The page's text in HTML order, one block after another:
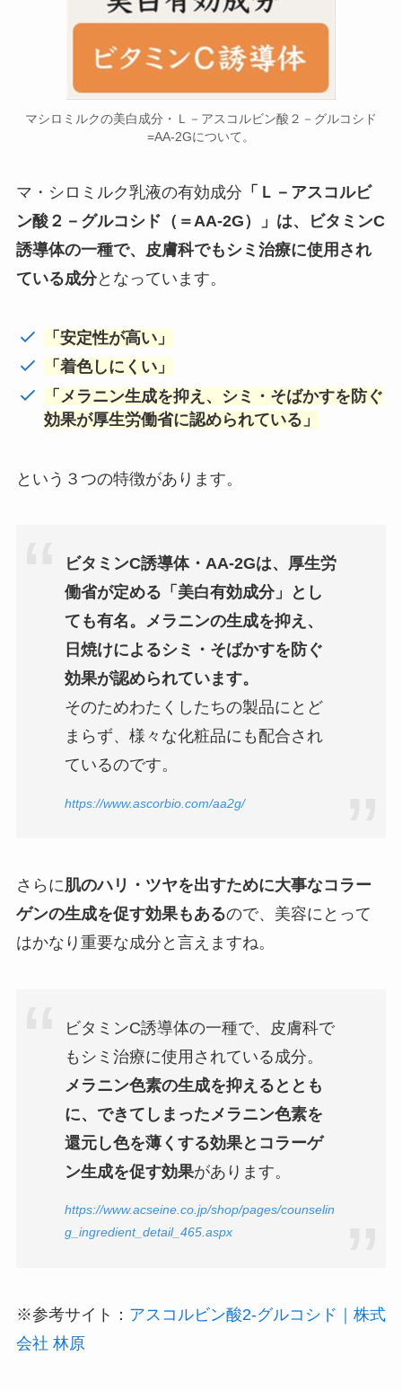
マシロミルクの美白成分・Ｌ－アスコルビン酸２－グルコシド
=AA-2Gについて。
マ・シロミルク乳液の有効成分 「Ｌ－アスコルビ
ン酸２－グルコシド（＝AA-2G）」は、ビタミンC
誘導体の一種で、皮膚科でもシミ治療に使用され
ている成分となっています。
「安定性が高い」
「着色しにくい」
「メラニン生成を抑え、シミ・そばかすを防ぐ
効果が厚生労働省に認められている」
という３つの特徴があります。
ビタミンC誘導体・AA-2Gは、厚生労
働省が定める「美白有効成分」とし
ても有名。メラニンの生成を抑え、
日焼けによるシミ・そばかすを防ぐ
効果が認められています。
そのためわたくしたちの製品にとど
まらず、様々な化粧品にも配合され
ているのです。
https://www.ascorbio.com/aa2g/
さらに肌のハリ・ツヤを出すために大事なコラー
ゲンの生成を促す効果もあるので、美容にとって
はかなり重要な成分と言えますね。
ビタミンC誘導体の一種で、皮膚科で
もシミ治療に使用されている成分。
メラニン色素の生成を抑えるととも
に、できてしまったメラニン色素を
還元し色を薄くする効果とコラーゲ
ン生成を促す効果があります。
https://www.acseine.co.jp/shop/pages/counselin
g_ingredient_detail_465.aspx
※参考サイト： アスコルビン酸2-グルコシド｜株式
会社 林原